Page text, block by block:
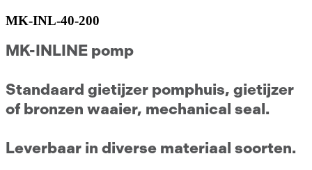
MK-INL-40-200
MK-INLINE pomp
Standaard gietijzer pomphuis, gietijzer
of bronzen waaier, mechanical seal.
Leverbaar in diverse materiaal soorten.